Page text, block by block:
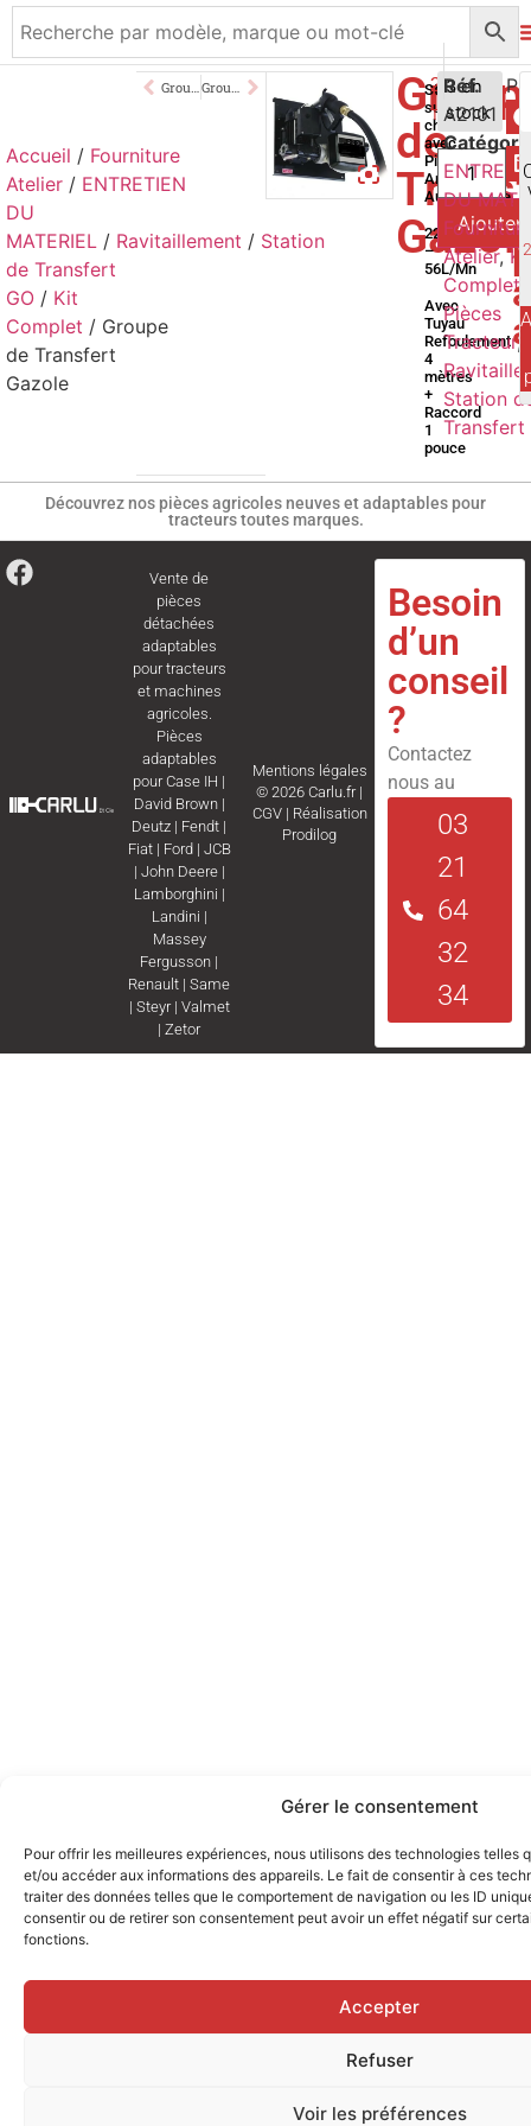
Gérer le consentement
Pour offrir les meilleures expériences, nous utilisons des technologies telles
et/ou accéder aux informations des appareils. Le fait de consentir à ces
traiter des données telles que le comportement de navigation ou les ID
consentir ou de retirer son consentement peut avoir un effet négatif sur
fonctions.
Accepter
Refuser
Voir les préférences
Accueil / Fourniture
Atelier / ENTRETIEN
DU
MATERIEL / Ravitaillement / Station
de Transfert
GO / Kit
Complet / Groupe
de Transfert
Gazole
de
Station
sur
chassis
avec
Pistolet
Arrêt
Automatique
220V
–
56L/Mn
Avec
Tuyau
Refoulement
4
mètres
+
Raccord
1
pouce
205,00 €
TTC
3 en
stock
Ajouter
Réf.
A2101
DU
Atelier,
Complet
Pièces
Tracteur,
Station
Transfert
Découvrez nos pièces agricoles neuves et adaptables pour
tracteurs toutes marques.
Vente de
pièces
détachées
adaptables
pour tracteurs
et machines
agricoles.
Pièces
adaptables
pourCase IH |
David Brown|
Deutz | Fendt |
Fiat| Ford| JCB
| John Deere|
Lamborghini |
Landini |
Massey
Fergusson |
Renault |Same
| Steyr| Valmet
|Zetor
Mentions légales
© 2026 Carlu.fr |
CGV| Réalisation
Prodilog
Besoin
d’un
conseil
?
Contactez
nous au
03
21
64
32
34